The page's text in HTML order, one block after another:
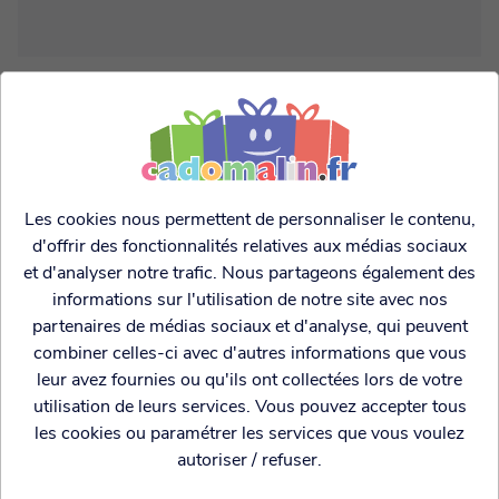
CES PRODUITS POURRAIENT VOUS
INTERESSER:
Les cookies nous permettent de personnaliser le contenu,
d'offrir des fonctionnalités relatives aux médias sociaux
et d'analyser notre trafic. Nous partageons également des
informations sur l'utilisation de notre site avec nos
partenaires de médias sociaux et d'analyse, qui peuvent
combiner celles-ci avec d'autres informations que vous
leur avez fournies ou qu'ils ont collectées lors de votre
utilisation de leurs services. Vous pouvez accepter tous
les cookies ou paramétrer les services que vous voulez
autoriser / refuser.